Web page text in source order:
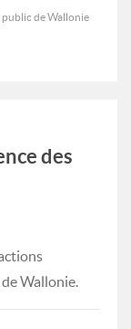
de Wallonie
des
Wallonie.